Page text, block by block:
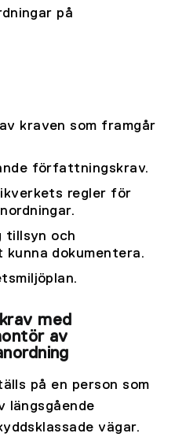
på
kraven som framgår
författningskrav.
regler för
tillsyn och
dokumentera.
med
av
på en person som
längsgående
vägar.